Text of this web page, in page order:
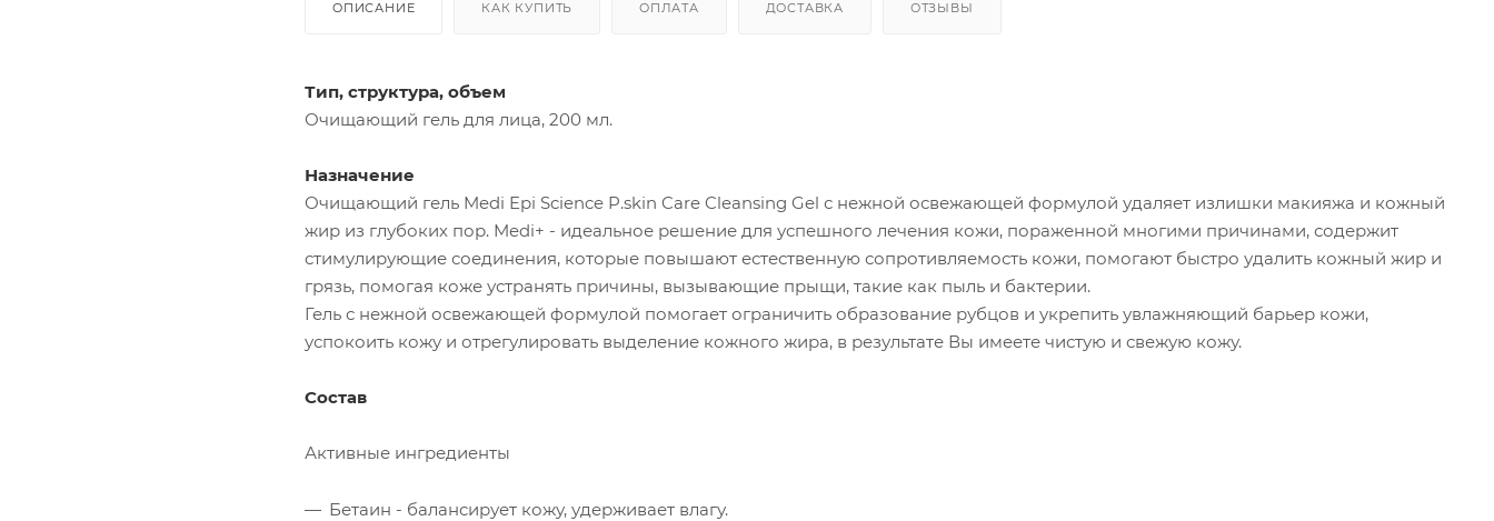
ОПИСАНИЕ КАК КУПИТЬ ОПЛАТА ДОСТАВКА ОТЗЫВЫ
Тип, структура, объем
Очищающий гель для лица, 200 мл.
Назначение
Очищающий гель Medi Epi Science P.skin Care Cleansing Gel с нежной освежающей формулой удаляет излишки макияжа и кожный
жир из глубоких пор. Medi+ - идеальное решение для успешного лечения кожи, пораженной многими причинами, содержит
стимулирующие соединения, которые повышают естественную сопротивляемость кожи, помогают быстро удалить кожный жир и
грязь, помогая коже устранять причины, вызывающие прыщи, такие как пыль и бактерии.
Гель с нежной освежающей формулой помогает ограничить образование рубцов и укрепить увлажняющий барьер кожи,
успокоить кожу и отрегулировать выделение кожного жира, в результате Вы имеете чистую и свежую кожу.
Состав
Активные ингредиенты
Бетаин - балансирует кожу, удерживает влагу.